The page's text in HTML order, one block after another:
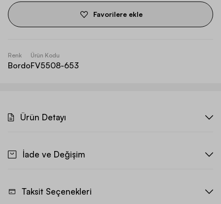
Favorilere ekle
Renk
Bordo
Ürün Kodu
FV5508-653
Ürün Detayı
İade ve Değişim
Taksit Seçenekleri